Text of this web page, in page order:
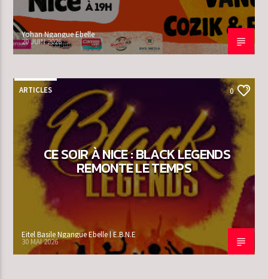
Yohan Ngangue Ebelle
20 JUIN 2026
ARTICLES 0
CE SOIR À NICE : BLACK LEGENDS
REMONTE LE TEMPS
Eitel Basile Ngangue Ebelle | E.B.N.E
30 MAI 2026